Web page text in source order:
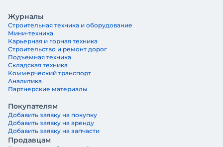
Журналы
Строительная техника и оборудование
Мини-техника
Карьерная и горная техника
Строительство и ремонт дорог
Подъемная техника
Складская техника
Коммерческий транспорт
Аналитика
Партнерские материалы
Покупателям
Добавить заявку на покупку
Добавить заявку на аренду
Добавить заявку на запчасти
Продавцам